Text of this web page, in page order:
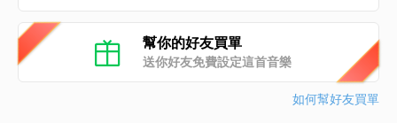
幫你的好友買單
送你好友免費設定這首音樂
如何幫好友買單